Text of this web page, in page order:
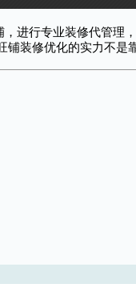
进行专业装修代管理
装修优化的实力不是